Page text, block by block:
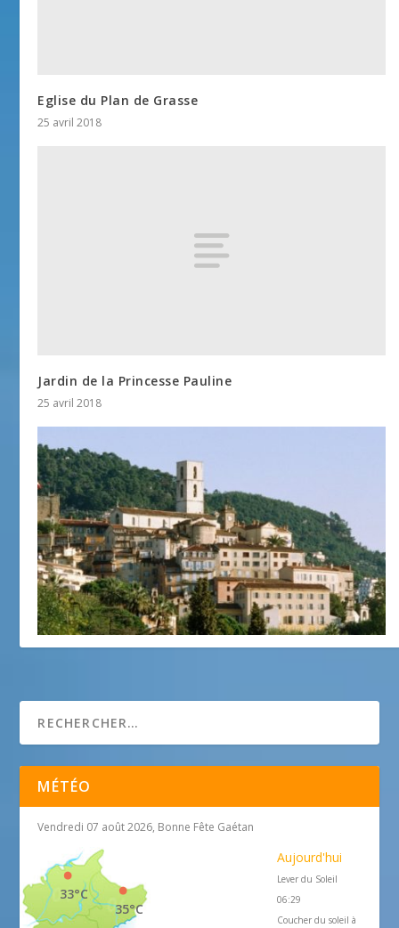
Eglise du Plan de Grasse
25 avril 2018
Jardin de la Princesse Pauline
25 avril 2018
MÉTÉO
Vendredi 07 août 2026, Bonne Fête Gaétan
35°C
33°C
Aujourd'hui
Lever du Soleil
06:29
Coucher du soleil à